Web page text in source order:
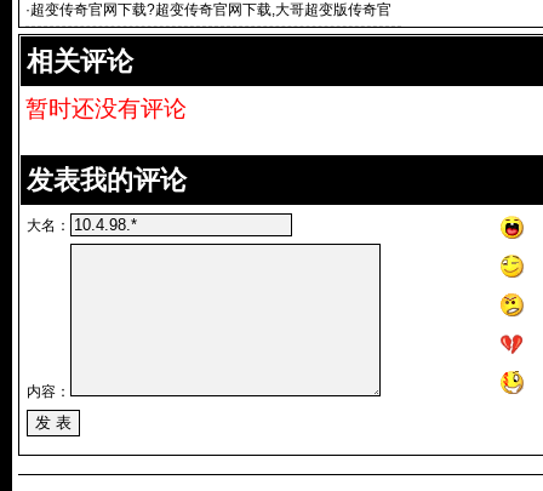
·超变传奇官网下载?超变传奇官网下载,大哥超变版传奇官
网版是一款值得体验
相关评论
暂时还没有评论
发表我的评论
大名：
内容：